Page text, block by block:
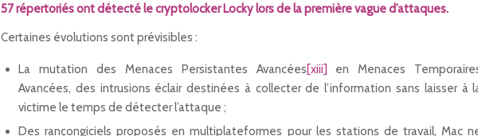
57 répertoriés ont détecté le cryptolocker Locky lors de la première vague d’attaques.
Certaines évolutions sont prévisibles :
La mutation des Menaces Persistantes Avancées[xiii] en Menaces
Avancées, des intrusions éclair destinées à collecter de l’information sans laisser à
victime le temps de détecter l’attaque ;
Des rançongiciels proposés en multiplateformes pour les stations de travail, Mac